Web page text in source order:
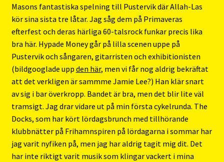
Masons fantastiska spelning till Pustervik där Allah-Las
kör sina sista tre låtar. Jag såg dem på Primaveras
efterfest och deras härliga 60-talsrock funkar precis lika
bra här. Hypade Money går på lilla scenen uppe på
Pustervik och sångaren, gitarristen och exhibitionisten
(bildgooglade upp den här, men vi får nog aldrig bekräftat
att det verkligen är sammme Jamie Lee?) Han klär snart
av sig i bar överkropp. Bandet är bra, men det blir lite väl
tramsigt. Jag drar vidare ut på min första cykelrunda. The
Docks, som har kört lördagsbrunch med tillhörande
klubbnätter på Frihamnspiren på lördagarna i sommar har
jag varit nyfiken på, men jag har aldrig tagit mig dit. Det
har inte riktigt varit musik som klingar vackert i mina